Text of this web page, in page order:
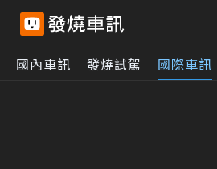
國內車訊 發燒試駕 國際車訊